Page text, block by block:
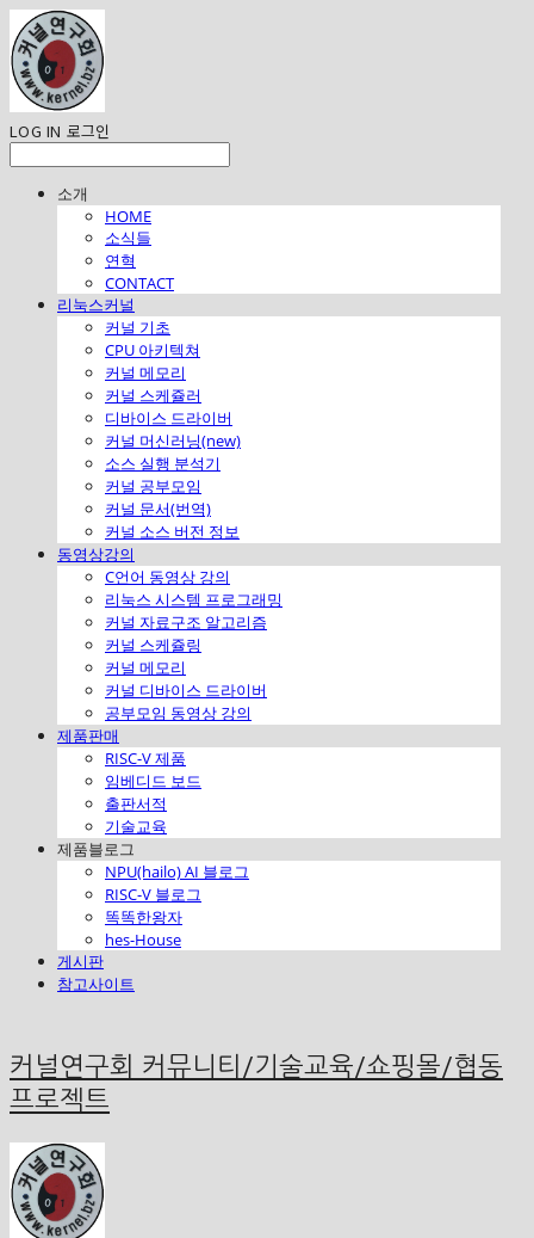
LOG IN 로그인
소개
HOME
소식들
연혁
CONTACT
리눅스커널
커널 기초
CPU 아키텍쳐
커널 메모리
커널 스케쥴러
디바이스 드라이버
커널 머신러닝(new)
소스 실행 분석기
커널 공부모임
커널 문서(번역)
커널 소스 버전 정보
동영상강의
C언어 동영상 강의
리눅스 시스템 프로그래밍
커널 자료구조 알고리즘
커널 스케쥴링
커널 메모리
커널 디바이스 드라이버
공부모임 동영상 강의
제품판매
RISC-V 제품
임베디드 보드
출판서적
기술교육
제품블로그
NPU(hailo) AI 블로그
RISC-V 블로그
똑똑한왕자
hes-House
게시판
참고사이트
커널연구회 커뮤니티/기술교육/쇼핑몰/협동
프로젝트